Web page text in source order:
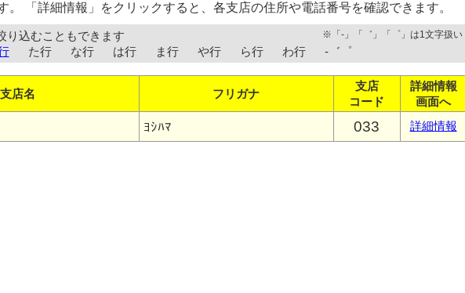
。 「詳細情報」をクリックすると、各支店の住所や電話番号を確認できます。
り込むこともできます ※「-」「゛」「゜」は1文字扱い
た行 な行 は行 ま行 や行 ら行 わ行 -゛゜
支店名 フリガナ
支店
コード
詳細情報
画面へ
ﾖｼﾊﾏ 033 詳細情報